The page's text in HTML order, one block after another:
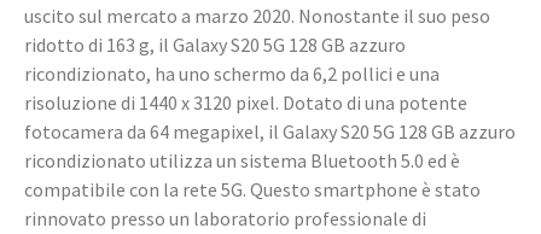
uscito sul mercato a marzo 2020. Nonostante il suo peso
ridotto di 163 g, il Galaxy S20 5G 128 GB azzuro
ricondizionato, ha uno schermo da 6,2 pollici e una
risoluzione di 1440 x 3120 pixel. Dotato di una potente
fotocamera da 64 megapixel, il Galaxy S20 5G 128 GB azzuro
ricondizionato utilizza un sistema Bluetooth 5.0 ed è
compatibile con la rete 5G. Questo smartphone è stato
rinnovato presso un laboratorio professionale di